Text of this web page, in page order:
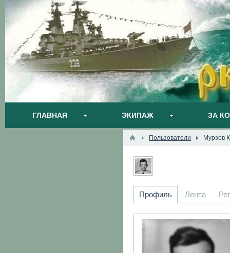
ГЛАВНАЯ ЭКИПАЖ ЗА
Пользователи Мурзов
Профиль Лента